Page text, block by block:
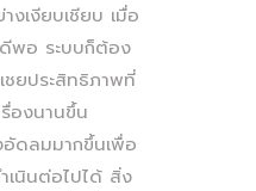
เงียบเชียบ เมื่อ
ดีพอ ระบบก็ต้อง
ชยประสิทธิภาพที่
องนานขึ้น
อัดลมมากขึ้นเพื่อ
เนินต่อไปได้ สิ่ง